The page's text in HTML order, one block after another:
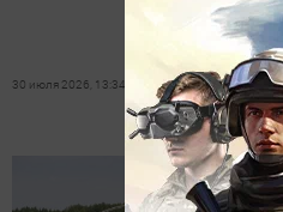
30 июля 2026, 13:34